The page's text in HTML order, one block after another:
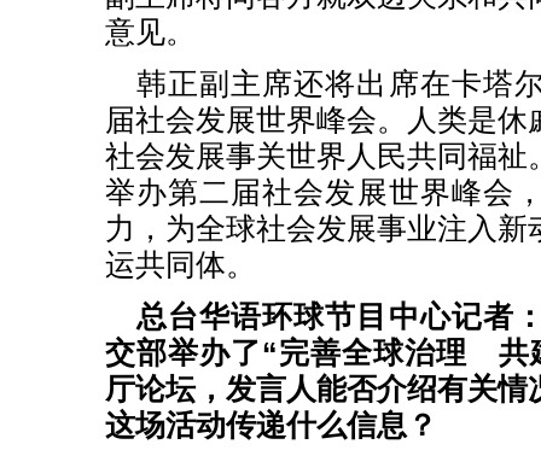
意见。
韩正副主席还将出席在卡塔
届社会发展世界峰会。人类是
社会发展事关世界人民共同福祉
举办第二届社会发展世界峰会
力，为全球社会发展事业注入
运共同体。
总台华语环球节目中心记者
交部举办了“完善全球治理 共
厅论坛，发言人能否介绍有关
这场活动传递什么信息？